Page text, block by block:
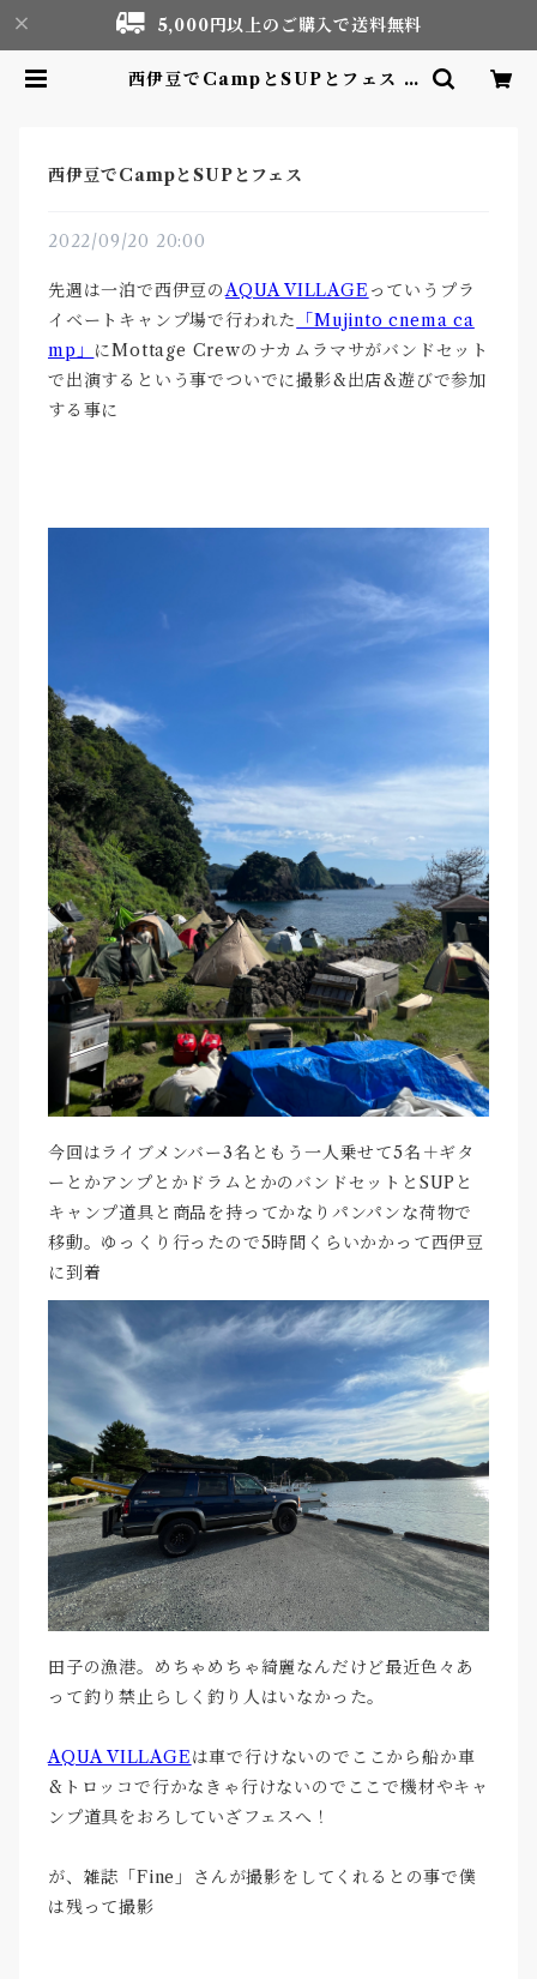
5,000円以上のご購入で送料無料
西伊豆でCampとSUPとフェス |
西伊豆でCampとSUPとフェス
2022/09/20 20:00
先週は一泊で西伊豆のAQUA VILLAGE っていうプラ
イベートキャンプ場で行われた
「Mujinto cnema ca
mp」 にMottage Crewのナカムラマサがバンドセット
で出演するという事でついでに撮影&出店&遊びで参加
する事に
今回はライブメンバー3名ともう一人乗せて5名＋ギタ
ーとかアンプとかドラムとかのバンドセットとSUPと
キャンプ道具と商品を持ってかなりパンパンな荷物で
移動。ゆっくり行ったので5時間くらいかかって西伊豆
に到着
田子の漁港。めちゃめちゃ綺麗なんだけど最近色々あ
って釣り禁止らしく釣り人はいなかった。
AQUA VILLAGEは車で行けないのでここから船か車
&トロッコで行かなきゃ行けないのでここで機材やキャ
ンプ道具をおろしていざフェスへ！
が、雑誌「Fine」さんが撮影をしてくれるとの事で僕
は残って撮影